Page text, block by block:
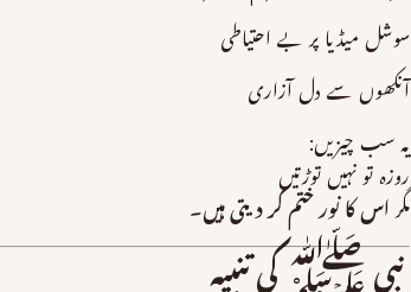
سوشل میڈیا پر بے احتیاطی
آنکھوں سے دل آزاری
یہ سب چیزیں:
روزہ تو نہیں توڑتیں
مگر اس کا نور ختم کر دیتی ہیں۔
نبی ﷺ کی تنبیہ